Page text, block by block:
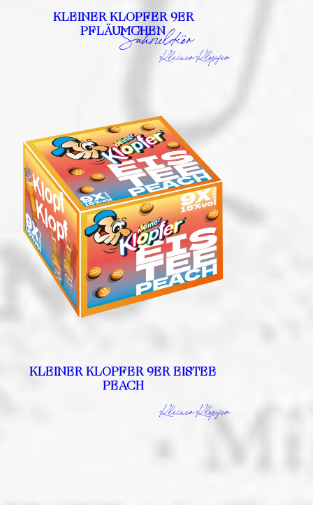
Sahnelikör
KLEINER KLOPFER 9ER
PFLÄUMCHEN
Kleiner Klopfer
KLEINER KLOPFER 9ER EISTEE
PEACH
Kleiner Klopfer